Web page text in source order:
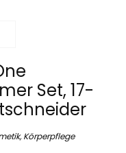
Set, 17-
Körperpflege